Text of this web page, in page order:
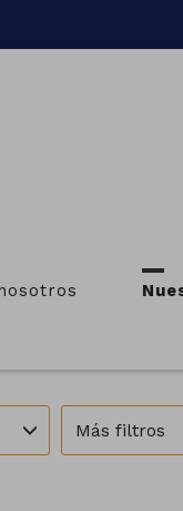
Municipios
Más filtros